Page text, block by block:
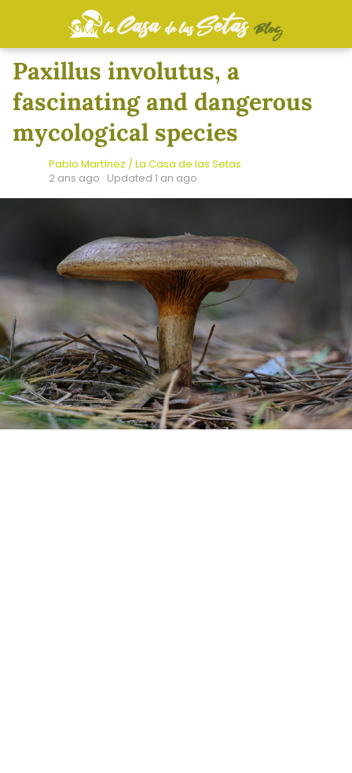
Paxillus involutus, a
fascinating and dangerous
mycological species
Pablo Martínez / La Casa de las Setas
2 ans ago · Updated 1 an ago